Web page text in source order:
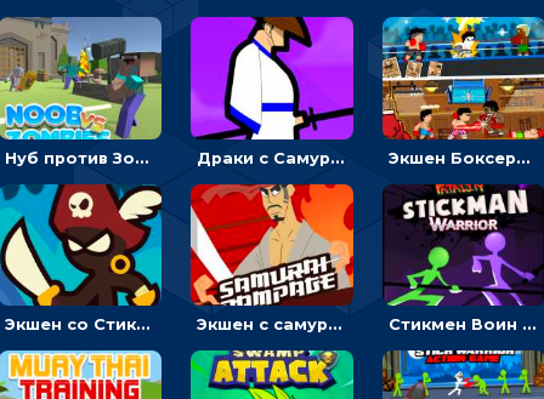
Нуб против Зомби: направлять линию на врага и бить молотом Драки с Самураем: бить мечом, чтобы уничтожать врагов Экшен Боксерский боец: менять сторону, чтобы бить противников
Экшен со Стикменом: Драка с рисованными чертиками Экшен с самураем: бежать или бить демонов кинжалом Стикмен Воин фаталити: подбрасывать куклу и драться